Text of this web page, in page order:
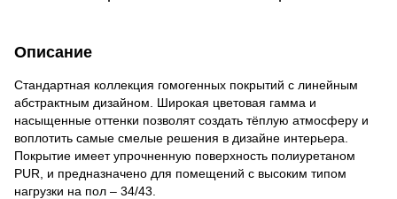
Описание
Стандартная коллекция гомогенных покрытий с линейным
абстрактным дизайном. Широкая цветовая гамма и
насыщенные оттенки позволят создать тёплую атмосферу и
воплотить самые смелые решения в дизайне интерьера.
Покрытие имеет упрочненную поверхность полиуретаном
PUR, и предназначено для помещений с высоким типом
нагрузки на пол – 34/43.